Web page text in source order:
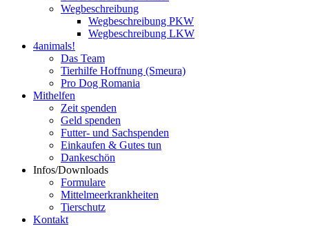
Wegbeschreibung
Wegbeschreibung PKW
Wegbeschreibung LKW
4animals!
Das Team
Tierhilfe Hoffnung (Smeura)
Pro Dog Romania
Mithelfen
Zeit spenden
Geld spenden
Futter- und Sachspenden
Einkaufen & Gutes tun
Dankeschön
Infos/Downloads
Formulare
Mittelmeerkrankheiten
Tierschutz
Kontakt